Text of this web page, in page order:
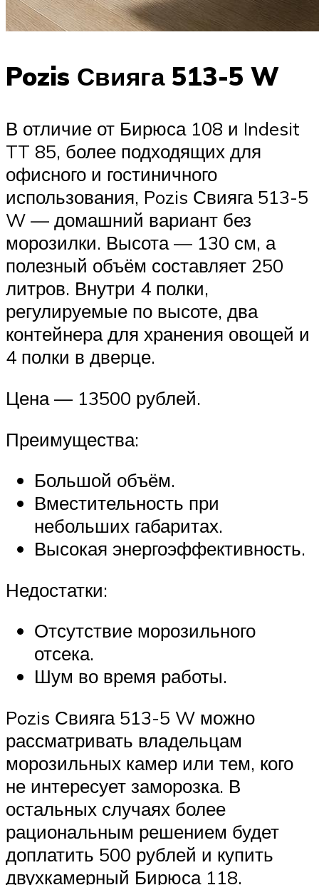
Pozis Свияга 513-5 W
В отличие от Бирюса 108 и Indesit
TT 85, более подходящих для
офисного и гостиничного
использования, Pozis Свияга 513-5
W — домашний вариант без
морозилки. Высота — 130 см, а
полезный объём составляет 250
литров. Внутри 4 полки,
регулируемые по высоте, два
контейнера для хранения овощей и
4 полки в дверце.
Цена — 13500 рублей.
Преимущества:
Большой объём.
Вместительность при
небольших габаритах.
Высокая энергоэффективность.
Недостатки:
Отсутствие морозильного
отсека.
Шум во время работы.
Pozis Свияга 513-5 W можно
рассматривать владельцам
морозильных камер или тем, кого
не интересует заморозка. В
остальных случаях более
рациональным решением будет
доплатить 500 рублей и купить
двухкамерный Бирюса 118.